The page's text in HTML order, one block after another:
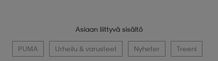
Asiaan liittyvä sisältö
PUMA Urheilu & varusteet Nyheter Treeni